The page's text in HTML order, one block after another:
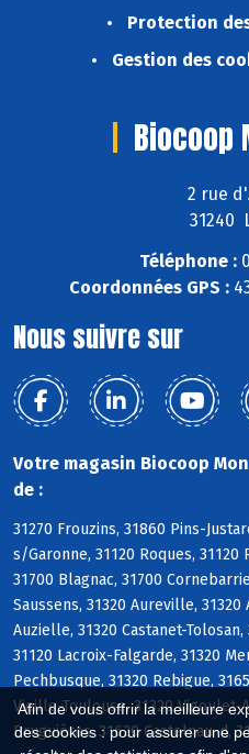
Afin de vous offrir la meilleure
des cookies : pour assurer une
Protection
Gestion des
Biocoop
2 rue
31240
Téléphone :
Coordonnées GPS :
Nous suivre sur
Votre magasin Biocoop
de :
31270 Frouzins, 31860 Pins-
s/Garonne, 31120 Roques,
31700 Blagnac, 31700
Saussens, 31320 Aureville,
Auzielle, 31320 Castanet-
31120 Lacroix-Falgarde, 31320
Pechbusque, 31320 Rebigue,
Vieille-Toulouse, 31320 Vigoulet-
Bruguières, 31620 Castelnau-d,